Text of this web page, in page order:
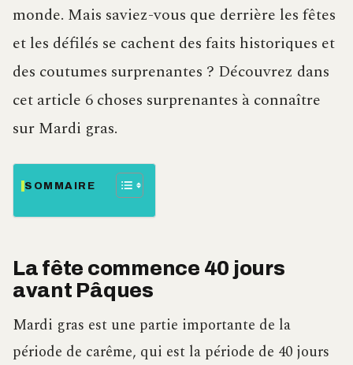
monde. Mais saviez-vous que derrière les fêtes
et les défilés se cachent des faits historiques et
des coutumes surprenantes ? Découvrez dans
cet article 6 choses surprenantes à connaître
sur Mardi gras.
SOMMAIRE
La fête commence 40 jours
avant Pâques
Mardi gras est une partie importante de la
période de carême, qui est la période de 40 jours